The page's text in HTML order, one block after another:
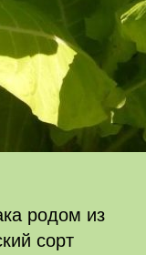
родом из
сорт